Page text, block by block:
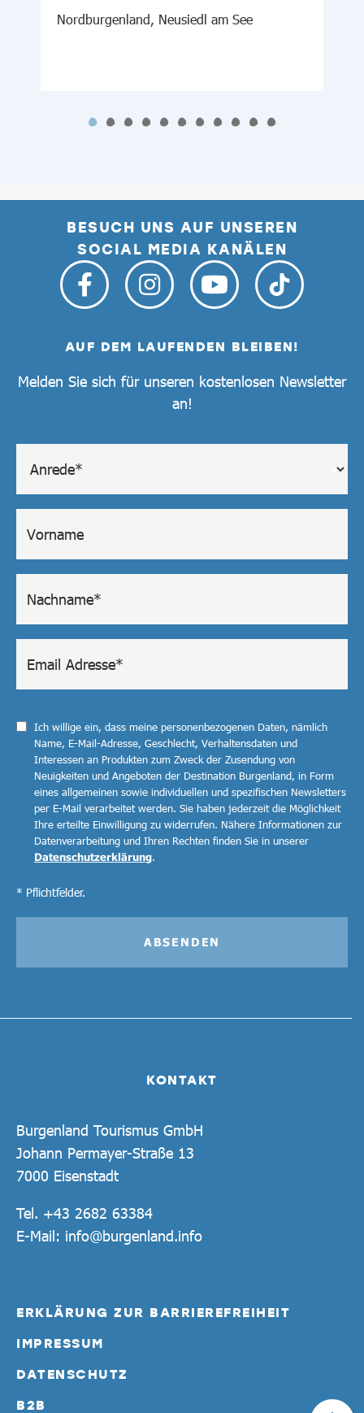
Nordburgenland, Neusiedl am See
BESUCH UNS AUF UNSEREN
SOCIAL MEDIA KANÄLEN
KONTAKT
Burgenland Tourismus GmbH
Johann Permayer-Straße 13
7000 Eisenstadt
Tel. +43 2682 63384
E-Mail: info@burgenland.info
ERKLÄRUNG ZUR BARRIEREFREIHEIT
IMPRESSUM
DATENSCHUTZ
B2B
AUF DEM LAUFENDEN BLEIBEN!
Melden Sie sich für unseren kostenlosen Newsletter
an!
Ich willige ein, dass meine personenbezogenen Daten, nämlich
Name, E-Mail-Adresse, Geschlecht, Verhaltensdaten und
Interessen an Produkten zum Zweck der Zusendung von
Neuigkeiten und Angeboten der Destination Burgenland, in Form
eines allgemeinen sowie individuellen und spezifischen Newsletters
per E-Mail verarbeitet werden. Sie haben jederzeit die Möglichkeit
Ihre erteilte Einwilligung zu widerrufen. Nähere Informationen zur
Datenverarbeitung und Ihren Rechten finden Sie in unserer
Datenschutzerklärung.
* Pflichtfelder.
ABSENDEN